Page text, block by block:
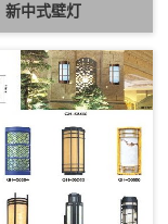
新中式壁灯